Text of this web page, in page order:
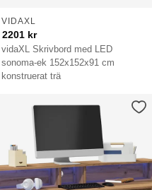
vidaXL Skrivbord med LED
sonoma-ek 152x152x91 cm
konstruerat trä
VIDAXL
2201 kr